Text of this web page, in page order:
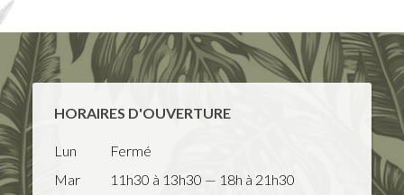
HORAIRES D'OUVERTURE
Lun
Fermé
Mar
11h30 à 13h30 — 18h à 21h30